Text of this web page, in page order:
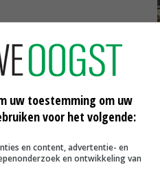
kleine stapjes de keten
uw toestemming om uw
voor het volgende:
en content, advertentie- en
en ontwikkeling van